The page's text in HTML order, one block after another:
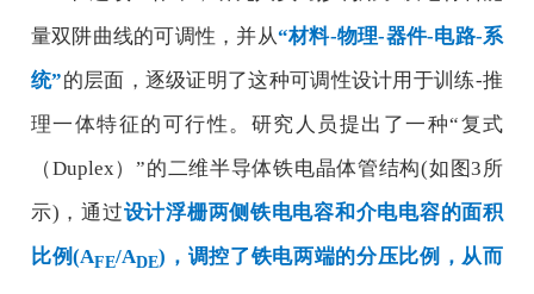
量双阱曲线的可调性，并从“材料-物理-器件-电路-系
统”的层面，逐级证明了这种可调性设计用于训练-推
理一体特征的可行性。研究人员提出了一种“复式
（Duplex）”的二维半导体铁电晶体管结构(如图3所
示) ，通过设计浮栅两侧铁电电容和介电电容的面积
比例(AFE/ADE) ，调控了铁电两端的分压比例，从而